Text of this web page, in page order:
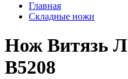
Главная
Складные ножи
Нож Витязь
B5208